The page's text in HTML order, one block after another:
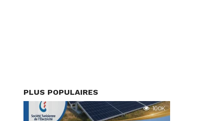
PLUS POPULAIRES
10.0K